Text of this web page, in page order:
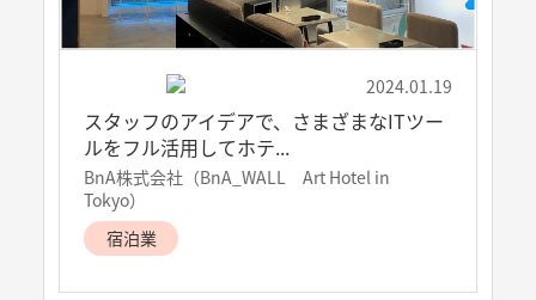
2024.01.19
スタッフのアイデアで、さまざまなITツー
ルをフル活用してホテ...
BnA株式会社（BnA_WALL Art Hotel in
Tokyo）
宿泊業